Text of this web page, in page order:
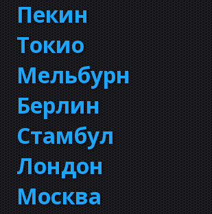
Пекин
Токио
Мельбурн
Берлин
Стамбул
Лондон
Москва